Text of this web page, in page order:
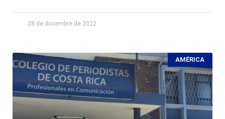
28 de diciembre de 2022
AMÉRICA